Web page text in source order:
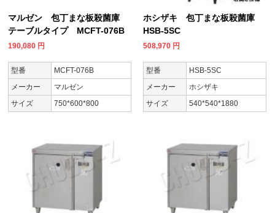
マルゼン 包丁まな板殺菌庫
テーブルタイプ MCFT-076B
190,080 円
型番
MCFT-076B
メーカー
マルゼン
サイズ
750*600*800
ホシザキ 包丁まな板殺菌庫
HSB-5SC
508,970 円
型番
HSB-5SC
メーカー
ホシザキ
サイズ
540*540*1880